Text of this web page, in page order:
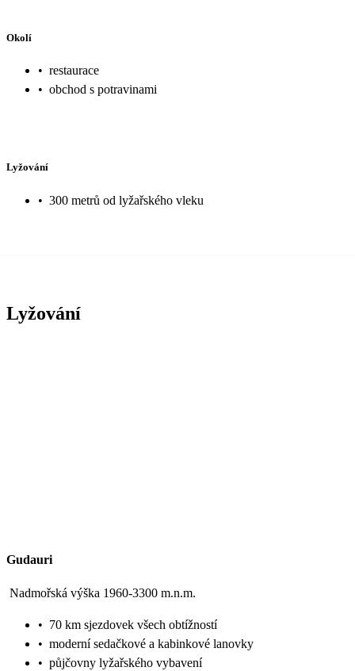
Okolí
• restaurace
• obchod s potravinami
Lyžování
• 300 metrů od lyžařského vleku
Lyžování
Gudauri
Nadmořská výška 1960-3300 m.n.m.
• 70 km sjezdovek všech obtížností
• moderní sedačkové a kabinkové lanovky
• půjčovny lyžařského vybavení